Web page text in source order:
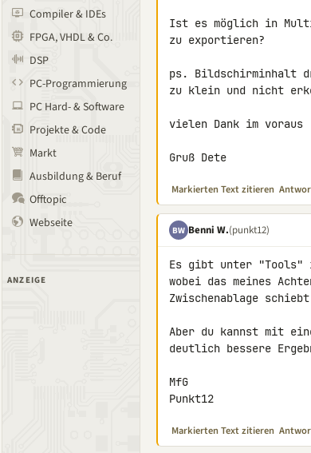
Compiler & IDEs
FPGA, VHDL & Co.
DSP
PC-Programmierung
PC Hard- & Software
Projekte & Code
Markt
Ausbildung & Beruf
Offtopic
Webseite
ANZEIGE
Ist es möglich in
zu exportieren?
ps. Bildschirminhalt
zu klein und nicht
vielen Dank im voraus
Gruß Dete
Markierten Text zitieren
BW Benni W.(punkt12)
Es gibt unter "Tools"
wobei das meines
Zwischenablage
Aber du kannst mit
deutlich bessere
MfG
Punkt12
Markierten Text zitieren